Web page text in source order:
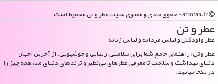
عطر و تن
عطر و اودکلن و لباس مردانه و لباس زنانه
عطر و تن: راهنمای جامع شما برای سلامتی، زیبایی و خوشبویی. از آخرین اخبار
دنیای بهداشت و سلامت تا معرفی عطرهای بی‌نظیر و ترندهای دنیای مد، همه چیز را
در یکجا بیابید.